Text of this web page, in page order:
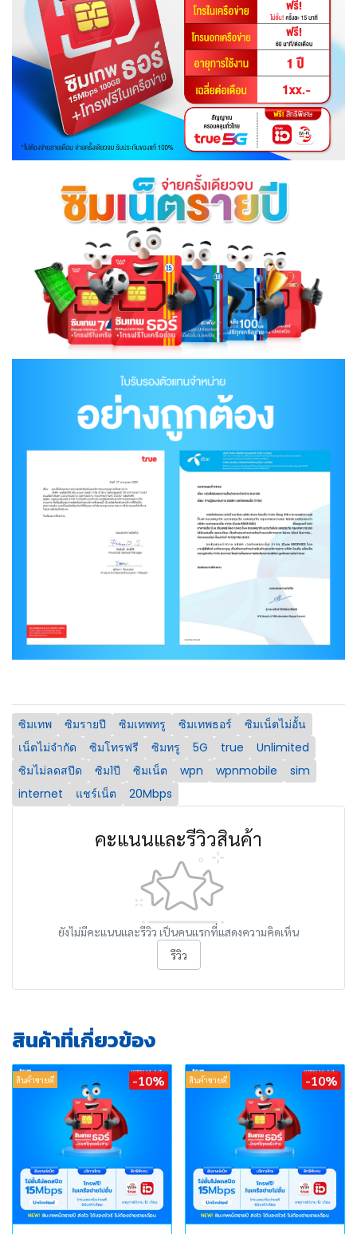
ซิมเทพ ซิมรายปี ซิมเทพทรู ซิมเทพธอร์
ซิมเน็ตไม่อั้น
เน็ตไม่จำกัด
ซิมโทรฟรี ซิมทรู 5G true
Unlimited
ซิมไม่ลดสปีด
ซิม1ปี ซิมเน็ต wpn wpnmobile
sim
internet
แชร์เน็ต 20Mbps
คะแนนและรีวิวสินค้า
ยังไม่มีคะแนนและรีวิว เป็นคนแรกที่แสดงความคิดเห็น
รีวิว
สินค้าที่เกี่ยวข้อง
สินค้าขายดี -10% สินค้าขายดี -10%